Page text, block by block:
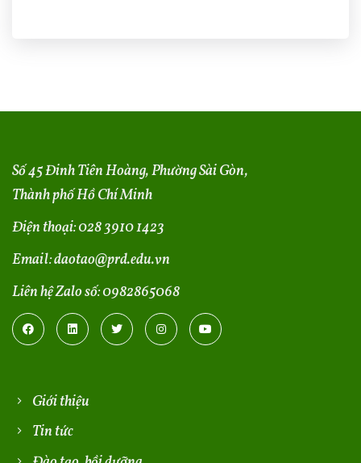
Số 45 Đinh Tiên Hoàng, Phường Sài Gòn,
Thành phố Hồ Chí Minh
Điện thoại:028 3910 1423
Email:daotao@prd.edu.vn
Liên hệ Zalo số:0982865068
Giới thiệu
Tin tức